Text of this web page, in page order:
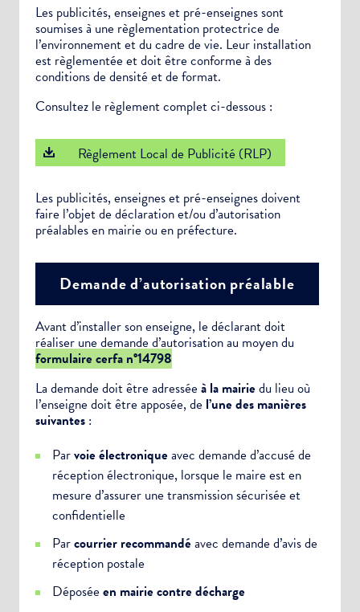
Les publicités, enseignes et pré-enseignes sont
soumises à une règlementation protectrice de
l’environnement et du cadre de vie. Leur installation
est règlementée et doit être conforme à des
conditions de densité et de format.
Consultez le règlement complet ci-dessous :
Règlement Local de Publicité (RLP)
Les publicités, enseignes et pré-enseignes doivent
faire l’objet de déclaration et/ou d’autorisation
préalables en mairie ou en préfecture.
Demande d’autorisation préalable
Avant d’installer son enseigne, le déclarant doit
réaliser une demande d’autorisation au moyen du
formulaire cerfa n°14798
La demande doit être adressée à la mairiedu lieu où
l’enseigne doit être apposée, de l’une des manières
suivantes :
Parvoie électroniqueavec demande d’accusé de
réception électronique, lorsque le maire est en
mesure d’assurer une transmission sécurisée et
confidentielle
Parcourrier recommandéavec demande d’avis de
réception postale
Déposée en mairie contre décharge